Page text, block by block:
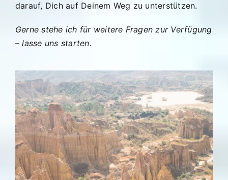
darauf, Dich auf Deinem Weg zu unterstützen.
Gerne stehe ich für weitere Fragen zur Verfügung
– lasse uns starten.